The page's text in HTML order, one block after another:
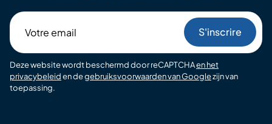
email
Deze website wordt beschermd door reCAPTCHAen het
privacybeleiden degebruiksvoorwaarden van Googlezijn van
toepassing.